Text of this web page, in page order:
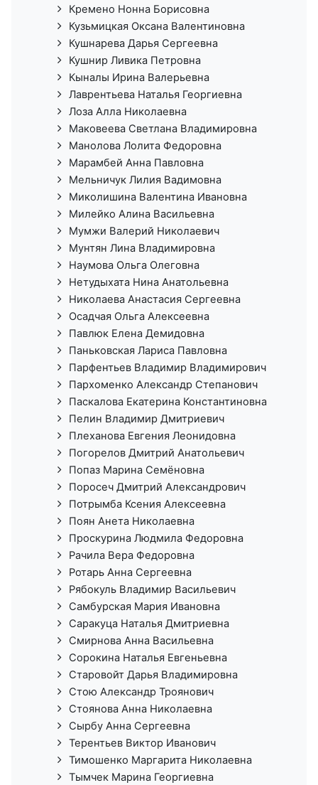
Кремено Нонна Борисовна
Кузьмицкая Оксана Валентиновна
Кушнарева Дарья Сергеевна
Кушнир Ливика Петровна
Кыналы Ирина Валерьевна
Лаврентьева Наталья Георгиевна
Лоза Алла Николаевна
Маковеева Светлана Владимировна
Манолова Лолита Федоровна
Марамбей Анна Павловна
Мельничук Лилия Вадимовна
Миколишина Валентина Ивановна
Милейко Алина Васильевна
Мумжи Валерий Николаевич
Мунтян Лина Владимировна
Наумова Ольга Олеговна
Нетудыхата Нина Анатольевна
Николаева Анастасия Сергеевна
Осадчая Ольга Алексеевна
Павлюк Елена Демидовна
Паньковская Лариса Павловна
Парфентьев Владимир Владимирович
Пархоменко Александр Степанович
Паскалова Екатерина Константиновна
Пелин Владимир Дмитриевич
Плеханова Евгения Леонидовна
Погорелов Дмитрий Анатольевич
Попаз Марина Семёновна
Поросеч Дмитрий Александрович
Потрымба Ксения Алексеевна
Поян Анета Николаевна
Проскурина Людмила Федоровна
Рачила Вера Федоровна
Ротарь Анна Сергеевна
Рябокуль Владимир Васильевич
Самбурская Мария Ивановна
Саракуца Наталья Дмитриевна
Смирнова Анна Васильевна
Сорокина Наталья Евгеньевна
Старовойт Дарья Владимировна
Стою Александр Троянович
Стоянова Анна Николаевна
Сырбу Анна Сергеевна
Терентьев Виктор Иванович
Тимошенко Маргарита Николаевна
Тымчек Марина Георгиевна